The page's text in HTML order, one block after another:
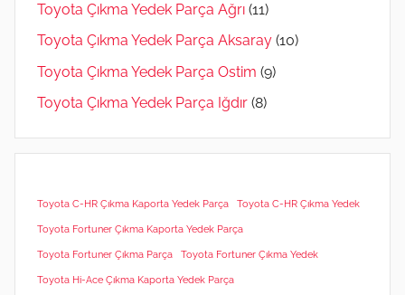
Toyota Çıkma Yedek Parça Ağrı (11)
Toyota Çıkma Yedek Parça Aksaray (10)
Toyota Çıkma Yedek Parça Ostim (9)
Toyota Çıkma Yedek Parça Iğdır (8)
Toyota C-HR Çıkma Kaporta Yedek Parça Toyota C-HR Çıkma Yedek
Toyota Fortuner Çıkma Kaporta Yedek Parça
Toyota Fortuner Çıkma Parça Toyota Fortuner Çıkma Yedek
Toyota Hi-Ace Çıkma Kaporta Yedek Parça